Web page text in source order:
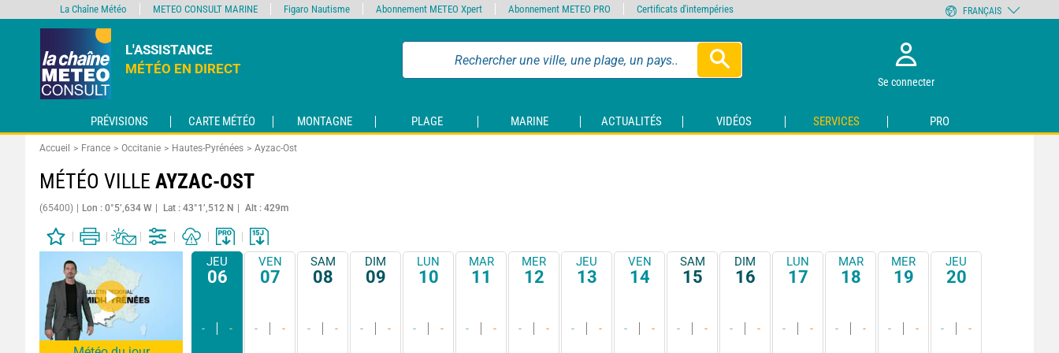
L'ASSISTANCE
MÉTÉO EN DIRECT
Se connecter
PRÉVISIONS CARTE MÉTÉO MONTAGNE PLAGE MARINE ACTUALITÉS VIDÉOS SERVICES PRO
Accueil France Occitanie Hautes-Pyrénées Ayzac-Ost
MÉTÉO VILLE AYZAC-OST
(65400) Lon : 0°5’,634 W Lat : 43°1’,512 N Alt : 429m
JEU
06
- -
VEN
07
- -
SAM
08
- -
DIM
09
- -
LUN
10
- -
MAR
11
- -
MER
12
- -
JEU
13
- -
VEN
14
- -
SAM
15
- -
DIM
16
- -
LUN
17
- -
MAR
18
- -
MER
19
- -
JEU
20
- -
La Chaîne Météo METEO CONSULT MARINE Figaro Nautisme Abonnement METEO Xpert Abonnement METEO PRO Certificats d'intempéries FRANÇAIS